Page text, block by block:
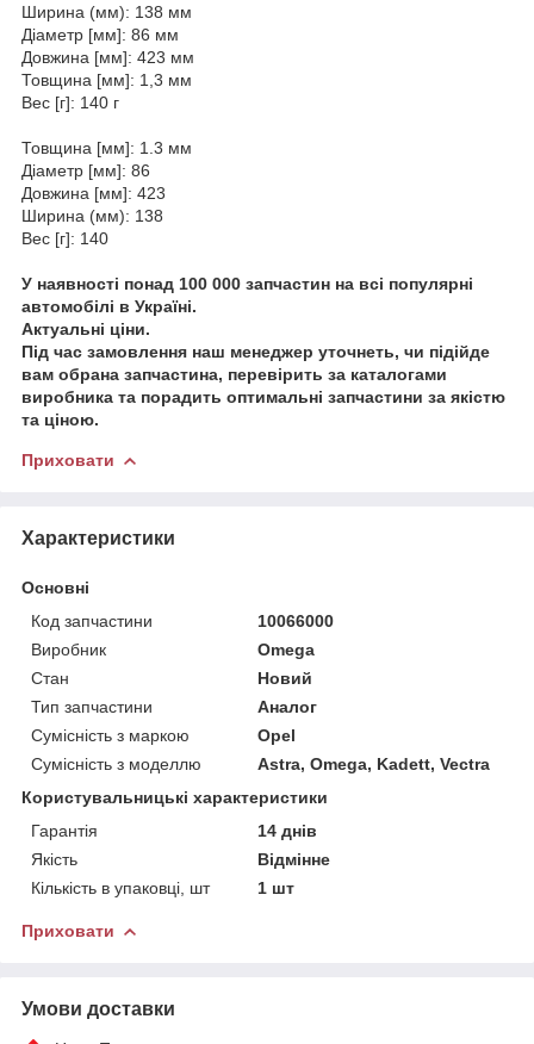
Ширина (мм): 138 мм
Діаметр [мм]: 86 мм
Довжина [мм]: 423 мм
Товщина [мм]: 1,3 мм
Вес [г]: 140 г
Товщина [мм]: 1.3 мм
Діаметр [мм]: 86
Довжина [мм]: 423
Ширина (мм): 138
Вес [г]: 140
У наявності понад 100 000 запчастин на всі популярні
автомобілі в Україні.
Актуальні ціни.
Під час замовлення наш менеджер уточнеть, чи підійде
вам обрана запчастина, перевірить за каталогами
виробника та порадить оптимальні запчастини за якістю
та ціною.
Приховати
Характеристики
Основні
Код запчастини
10066000
Виробник
Omega
Стан
Новий
Тип запчастини
Аналог
Сумісність з маркою
Opel
Сумісність з моделлю
Astra, Omega, Kadett, Vectra
Користувальницькі характеристики
Гарантія
14 днів
Якість
Відмінне
Кількість в упаковці, шт
1 шт
Приховати
Умови доставки